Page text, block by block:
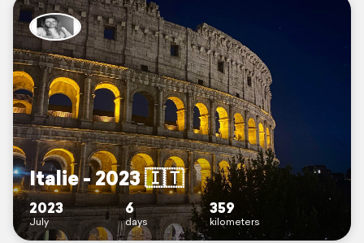
Italie - 2023 🇮🇹
2023
July
6
days
359
kilometers